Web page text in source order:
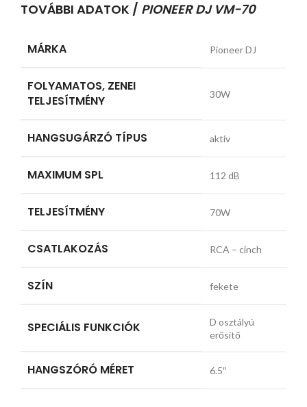
TOVÁBBI ADATOK / PIONEER DJ VM-70
MÁRKA Pioneer DJ
FOLYAMATOS, ZENEI
TELJESÍTMÉNY
30W
HANGSUGÁRZÓ TÍPUS aktív
MAXIMUM SPL 112 dB
TELJESÍTMÉNY 70W
CSATLAKOZÁS RCA – cinch
SZÍN fekete
SPECIÁLIS FUNKCIÓK
D osztályú
erősítő
HANGSZÓRÓ MÉRET 6.5″